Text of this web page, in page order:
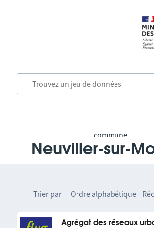
commune
Neuviller-sur-
Trier par Ordre alphabétique
Agrégat des réseaux